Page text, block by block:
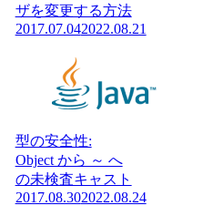
ザを変更する方法
2017.07.042022.08.21
型の安全性:
Object から ～ へ
の未検査キャスト
2017.08.302022.08.24